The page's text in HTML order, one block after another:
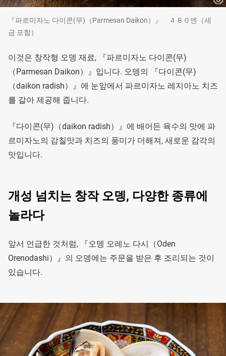
『파르미자노 다이콘(무)（Parmesan Daikon）』 ４８０엔（세
금 포함）
이것은 창작형 오뎅 재료, 『파르미자노 다이콘(무)
（Parmesan Daikon）』입니다. 오뎅의 『다이콘(무)
（daikon radish）』에 눈앞에서 파르미자노 레지아노 치즈
를 갈아 제공해 줍니다.
『다이콘(무)（daikon radish）』에 배어든 육수의 맛에 파
르미자노의 감칠맛과 치즈의 풍미가 더해져, 새로운 감각의
맛입니다.
개성 넘치는 창작 오뎅, 다양한 종류에
놀라다
앞서 언급한 것처럼, 『오뎅 오레노 다시（Oden
Orenodashi）』의 오뎅에는 주문을 받은 후 조리되는 것이
있습니다.